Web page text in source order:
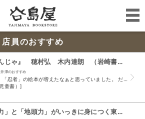
店員のおすすめ
『あかにんじゃ』 穂村弘 木内達朗 （岩崎書店）
澤のおすすめ
ここ数年で、「忍者」の絵本が増えたなぁと思っていました。 だいぶ前のことですが、お客様から「忍者の絵本がないか？」というお問い合わせがあったのですが、当時は絵本の種類があまりなく、常備している...
童書）]
『「読む力」と「地頭力」がいっきに身につく東大読書』 西岡壱誠 （東洋経済新報社）